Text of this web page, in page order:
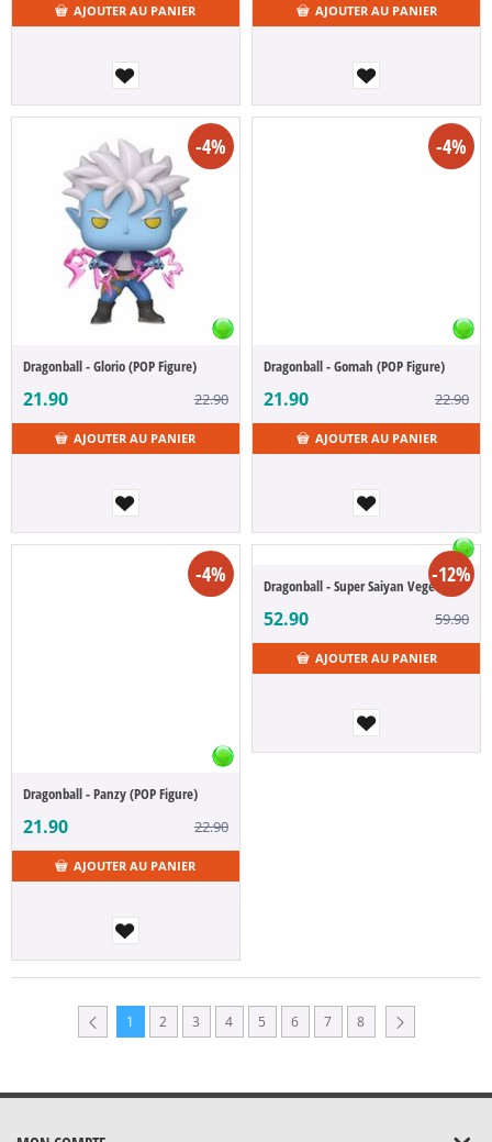
AJOUTER AU PANIER AJOUTER AU PANIER
-4%
Dragonball - Glorio (POP Figure)
21.90 22.90
AJOUTER AU PANIER
-4%
Dragonball - Gomah (POP Figure)
21.90 22.90
AJOUTER AU PANIER
-4%
Dragonball - Panzy (POP Figure)
21.90 22.90
AJOUTER AU PANIER
-12%
Dragonball - Super Saiyan Vegeta (S.H.Figuarts)
52.90 59.90
AJOUTER AU PANIER
1 2 3 4 5 6 7 8